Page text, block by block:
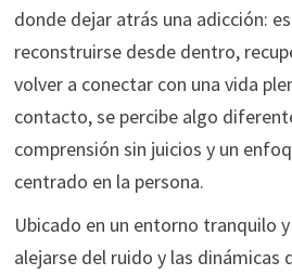
donde dejar atrás una adicción:
reconstruirse desde dentro,
volver a conectar con una vida
contacto, se percibe algo
comprensión sin juicios y un
centrado en la persona.
Ubicado en un entorno tranquilo
alejarse del ruido y las dinámicas